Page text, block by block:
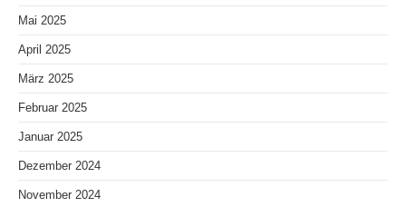
Mai 2025
April 2025
März 2025
Februar 2025
Januar 2025
Dezember 2024
November 2024